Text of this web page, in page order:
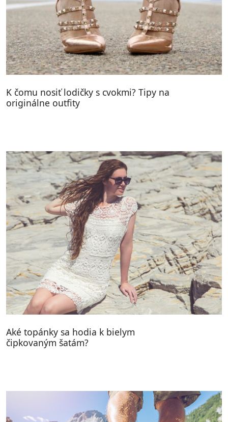
K čomu nosiť lodičky s cvokmi? Tipy na
originálne outfity
Aké topánky sa hodia k bielym
čipkovaným šatám?